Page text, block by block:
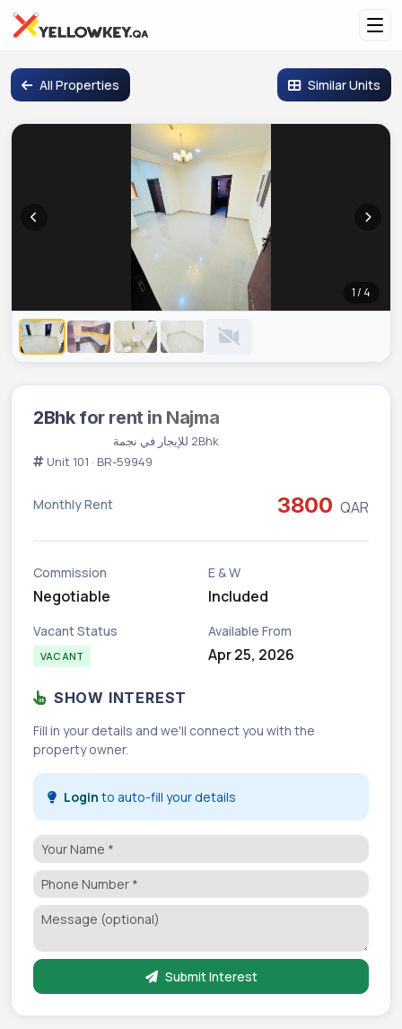
All Properties Similar Units
1 / 4
2Bhk for rent in Najma
2Bhk للإيجار في نجمة
Unit 101 · BR-59949
Monthly Rent 3800 QAR
Commission
Negotiable
E & W
Included
Vacant Status
VACANT
Available From
Apr 25, 2026
SHOW INTEREST
Fill in your details and we'll connect you with the
property owner.
Login to auto-fill your details
Submit Interest